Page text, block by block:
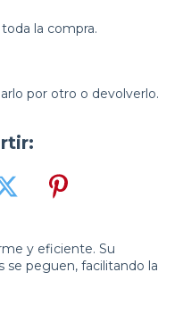
la compra.
por otro o devolverlo.
y eficiente. Su
se peguen, facilitando la